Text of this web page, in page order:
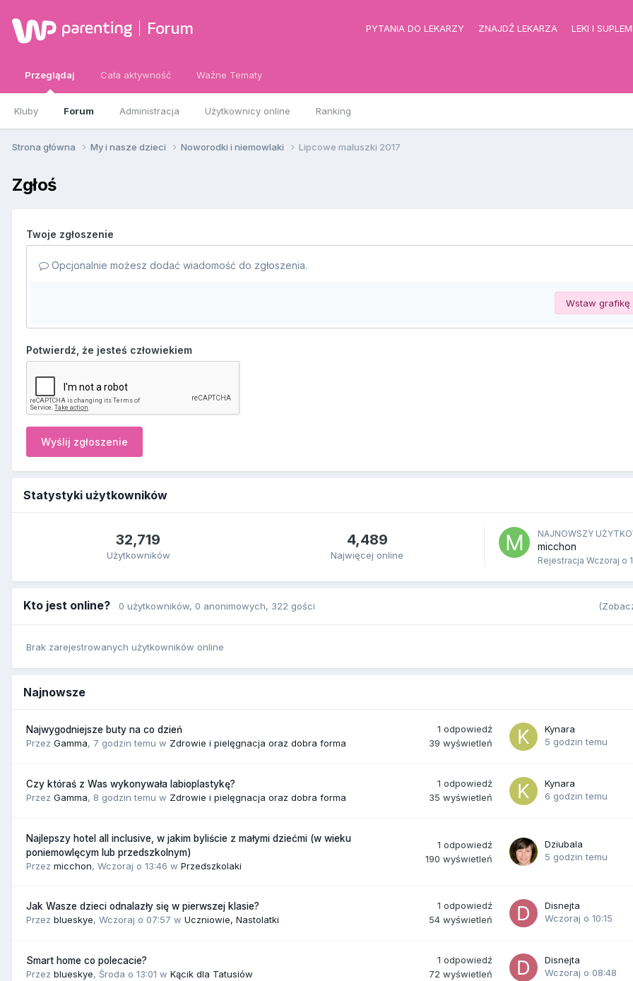
Forum PYTANIA DO LEKARZY ZNAJDŹ LEKARZA LEKI I
Przeglądaj
Kluby Forum Administracja Użytkownicy online Ranking
Cała aktywność Ważne Tematy
Strona główna My i nasze dzieci Noworodki i niemowlaki Lipcowe maluszki 2017
Zgłoś
Twoje zgłoszenie
Opcjonalnie możesz dodać wiadomość do zgłoszenia.
Wstaw grafikę
Potwierdź, że jesteś człowiekiem
Wyślij zgłoszenie
Statystyki użytkowników
32,719
Użytkowników
4,489
Najwięcej online
NAJNOWSZY
micchon
Rejestracja Wczoraj o
Kto jest online? 0 użytkowników, 0 anonimowych, 322 gości
Brak zarejestrowanych użytkowników online
Najnowsze
Najwygodniejsze buty na co dzień
Przez Gamma, 7 godzin temu w Zdrowie i pielęgnacja oraz dobra forma
1 odpowiedź
39 wyświetleń
Kynara
5 godzin temu
Czy któraś z Was wykonywała labioplastykę?
Przez Gamma, 8 godzin temu w Zdrowie i pielęgnacja oraz dobra forma
1 odpowiedź
35 wyświetleń
Kynara
6 godzin temu
Najlepszy hotel all inclusive, w jakim byliście z małymi dziećmi (w wieku
poniemowlęcym lub przedszkolnym)
Przez micchon, Wczoraj o 13:46 w Przedszkolaki
1 odpowiedź
190 wyświetleń
Dziubala
5 godzin temu
Jak Wasze dzieci odnalazły się w pierwszej klasie?
Przez blueskye, Wczoraj o 07:57 w Uczniowie, Nastolatki
1 odpowiedź
54 wyświetleń
Disnejta
Wczoraj o 10:15
Smart home co polecacie?
Przez blueskye, Środa o 13:01 w Kącik dla Tatusiów
1 odpowiedź
72 wyświetleń
Disnejta
Wczoraj o 08:48